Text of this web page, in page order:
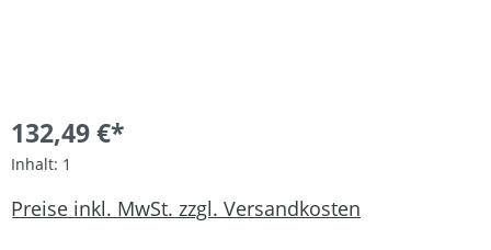
132,49 €*
Inhalt: 1
Preise inkl. MwSt. zzgl. Versandkosten